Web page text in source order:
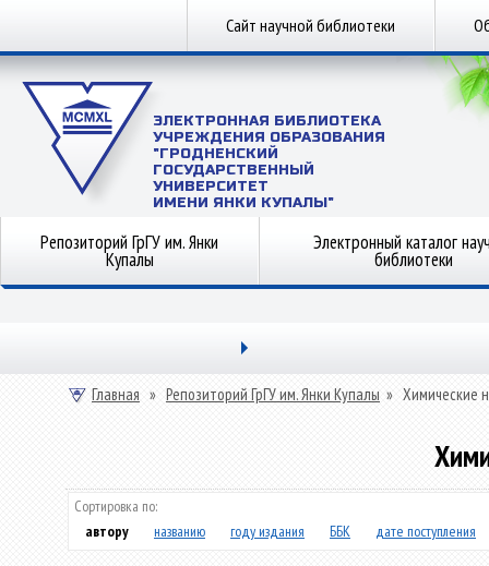
Сайт научной библиотеки
ЭЛЕКТРОННАЯ БИБЛИОТЕКА
УЧРЕЖДЕНИЯ ОБРАЗОВАНИЯ
"ГРОДНЕНСКИЙ
ГОСУДАРСТВЕННЫЙ
УНИВЕРСИТЕТ
ИМЕНИ ЯНКИ КУПАЛЫ"
Репозиторий ГрГУ им. Янки
Купалы
Электронный каталог
библиотеки
Главная » Репозиторий ГрГУ им. Янки Купалы » Химические
Сортировка по:
автору
названию году издания ББК дате поступления